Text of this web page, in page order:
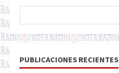
PUBLICACIONES RECIENTES